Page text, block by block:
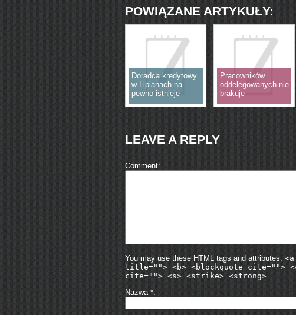
POWIĄZANE ARTYKUŁY:
Doradca kredytowy
w Lipianach na
pewno istnieje
Pracowników
oddelegowanych nie
brakuje
LEAVE A REPLY
Comment
You may use these HTML tags and attributes:
title=""> <b> <blockquote cite="">
cite=""> <s> <strike> <strong>
Nazwa *